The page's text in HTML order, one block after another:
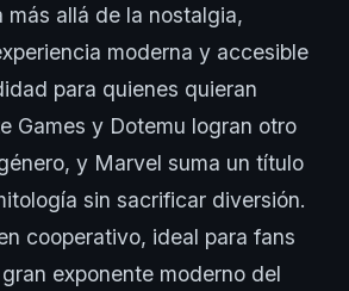
más allá de la nostalgia,
moderna y accesible
para quienes quieran
Games y Dotemu logran otro
y Marvel suma un título
sin sacrificar diversión.
cooperativo, ideal para fans
exponente moderno del